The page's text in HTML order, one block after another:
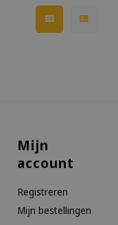
Mijn
account
Registreren
Mijn bestellingen